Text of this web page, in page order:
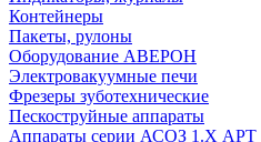
Контейнеры
Пакеты, рулоны
Оборудование АВЕРОН
Электровакуумные печи
Фрезеры зуботехнические
Пескоструйные аппараты
Аппараты серии АСОЗ 1.Х АРТ